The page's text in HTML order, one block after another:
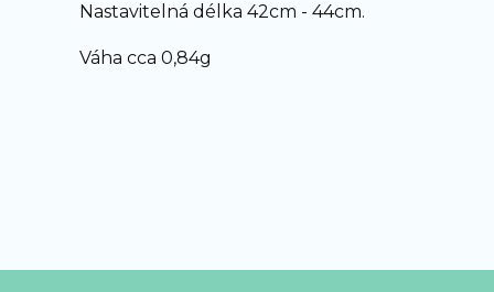
Nastavitelná délka 42cm - 44cm.
Váha cca 0,84g